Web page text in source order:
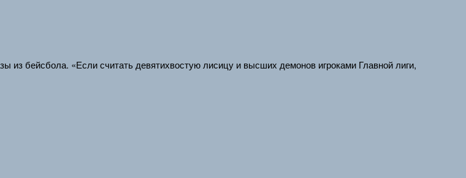
из бейсбола. «Если считать девятихвостую лисицу и высших демонов игроками Главной лиги,